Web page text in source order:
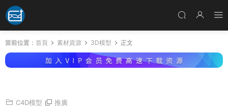
當前位置： 首頁 素材資源 3D模型 正文
C4D模型 推廣